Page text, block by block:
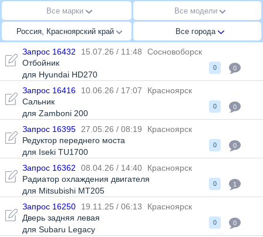
Все марки Все модели
Россия, Красноярский край Все города
Запрос 16432 15.07.26 / 11:48
Сосновоборск
Отбойник
для Hyundai HD270
0 0
Запрос 16416 10.06.26 / 17:07
Красноярск
Сальник
для Zamboni 200
0 0
Запрос 16395 27.05.26 / 08:19
Красноярск
Редуктор переднего моста
для Iseki TU1700
0 0
Запрос 16362 08.04.26 / 14:40
Красноярск
Радиатор охлаждения двигателя
для Mitsubishi MT205
0 1
Запрос 16250 19.11.25 / 06:13
Красноярск
Дверь задняя левая
для Subaru Legacy
0 0